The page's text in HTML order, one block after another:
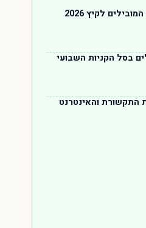
סקירת מוצרי החשמל המובילים לקיץ 2026
בסל הקניות השבועי
התקשורת והאינטרנט